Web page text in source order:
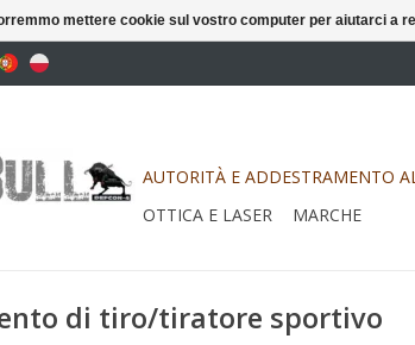
AUTORITÀ E ADDESTRAMENTO
OTTICA E LASER
MARCHE
di tiro/tiratore sportivo
mettere cookie sul vostro computer per aiutarci a